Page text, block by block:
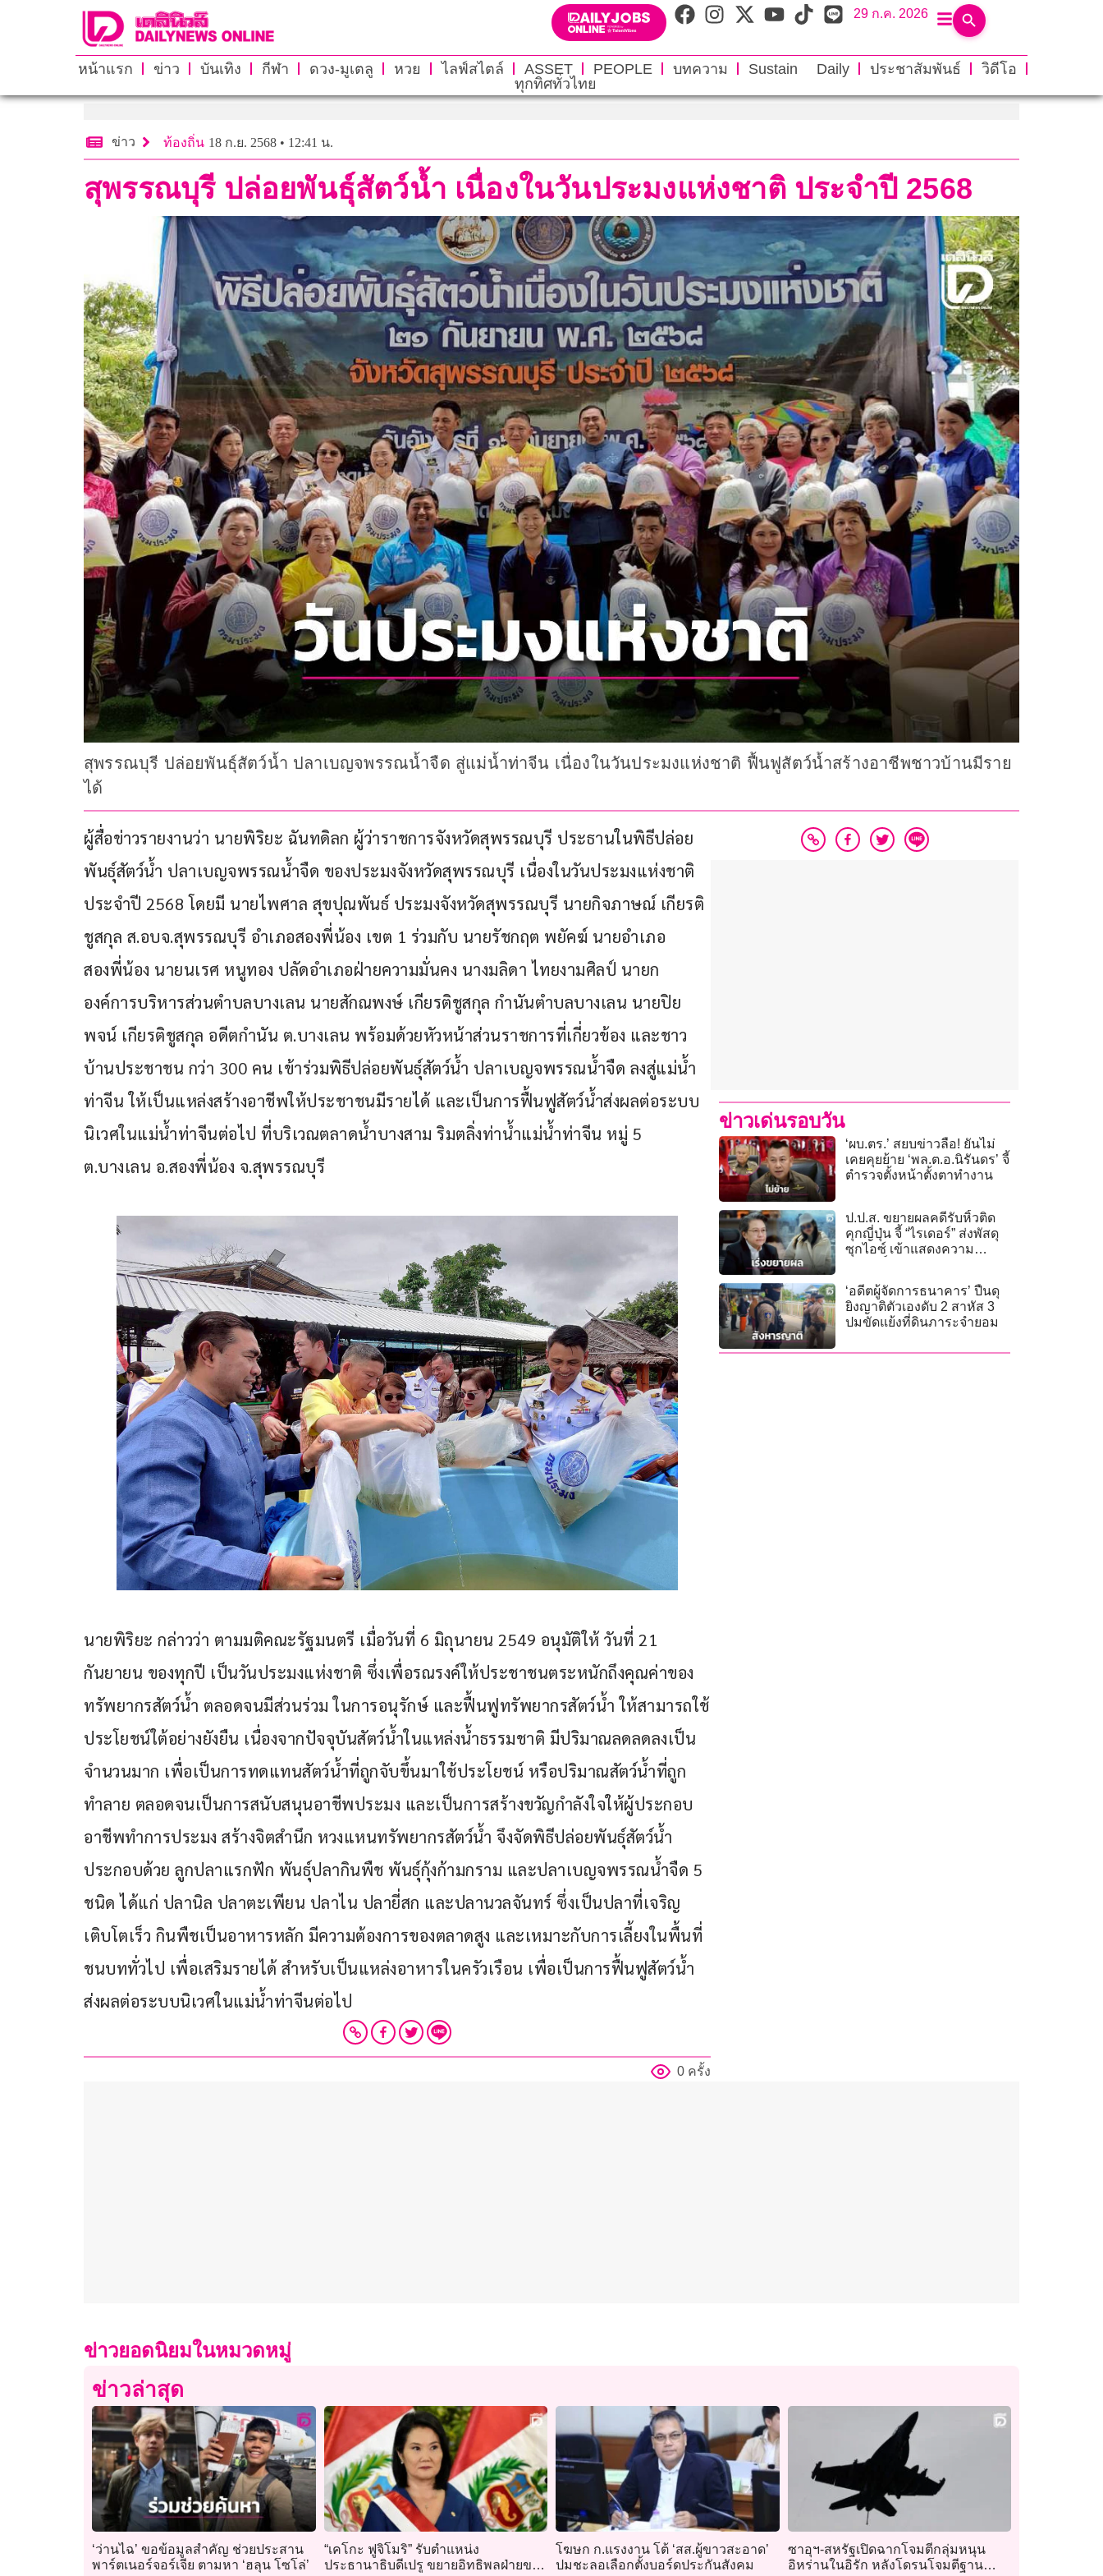
29 ก.ค. 2026
หน้าแรก ข่าว บันเทิง กีฬา ดวง-มูเตลู หวย ไลฟ์สไตล์ ASSET PEOPLE บทความ Sustain Daily ประชาสัมพันธ์
วิดีโอ
ทุกทิศทั่วไทย
ข่าว ท้องถิ่น 18 ก.ย. 2568 • 12:41 น.
สุพรรณบุรี ปล่อยพันธุ์สัตว์น้ำ เนื่องในวันประมงแห่งชาติ ประจำปี 2568
สุพรรณบุรี ปล่อยพันธุ์สัตว์น้ำ ปลาเบญจพรรณน้ำจืด สู่แม่น้ำท่าจีน เนื่องในวันประมงแห่งชาติ ฟื้นฟูสัตว์น้ำสร้างอาชีพชาวบ้านมีราย
ได้
ผู้สื่อข่าวรายงานว่า นายพิริยะ ฉันทดิลก ผู้ว่าราชการจังหวัดสุพรรณบุรี ประธานในพิธีปล่อย
พันธุ์สัตว์น้ำ ปลาเบญจพรรณน้ำจืด ของประมงจังหวัดสุพรรณบุรี เนื่องในวันประมงแห่งชาติ
ประจำปี 2568 โดยมี นายไพศาล สุขปุณพันธ์ ประมงจังหวัดสุพรรณบุรี นายกิจภาษณ์ เกียรติ
ชูสกุล ส.อบจ.สุพรรณบุรี อำเภอสองพี่น้อง เขต 1 ร่วมกับ นายรัชกฤต พยัคฆ์ นายอำเภอ
สองพี่น้อง นายนเรศ หนูทอง ปลัดอำเภอฝ่ายความมั่นคง นางมลิดา ไทยงามศิลป์ นายก
องค์การบริหารส่วนตำบลบางเลน นายสักณพงษ์ เกียรติชูสกุล กำนันตำบลบางเลน นายปิย
พจน์ เกียรติชูสกุล อดีตกำนัน ต.บางเลน พร้อมด้วยหัวหน้าส่วนราชการที่เกี่ยวข้อง และชาว
บ้านประชาชน กว่า 300 คน เข้าร่วมพิธีปล่อยพันธุ์สัตว์น้ำ ปลาเบญจพรรณน้ำจืด ลงสู่แม่น้ำ
ท่าจีน ให้เป็นแหล่งสร้างอาชีพให้ประชาชนมีรายได้ และเป็นการฟื้นฟูสัตว์น้ำส่งผลต่อระบบ
นิเวศในแม่น้ำท่าจีนต่อไป ที่บริเวณตลาดน้ำบางสาม ริมตลิ่งท่าน้ำแม่น้ำท่าจีน หมู่ 5
ต.บางเลน อ.สองพี่น้อง จ.สุพรรณบุรี
นายพิริยะ กล่าวว่า ตามมติคณะรัฐมนตรี เมื่อวันที่ 6 มิถุนายน 2549 อนุมัติให้ วันที่ 21
กันยายน ของทุกปี เป็นวันประมงแห่งชาติ ซึ่งเพื่อรณรงค์ให้ประชาชนตระหนักถึงคุณค่าของ
ทรัพยากรสัตว์น้ำ ตลอดจนมีส่วนร่วม ในการอนุรักษ์ และฟื้นฟูทรัพยากรสัตว์น้ำ ให้สามารถใช้
ประโยชน์ใต้อย่างยังยืน เนื่องจากปัจจุบันสัตว์น้ำในแหล่งน้ำธรรมชาติ มีปริมาณลดลดลงเป็น
จำนวนมาก เพื่อเป็นการทดแทนสัตว์น้ำที่ถูกจับขึ้นมาใช้ประโยชน์ หรือปริมาณสัตว์น้ำที่ถูก
ทำลาย ตลอดจนเป็นการสนับสนุนอาชีพประมง และเป็นการสร้างขวัญกำลังใจให้ผู้ประกอบ
อาชีพทำการประมง สร้างจิตสำนึก หวงแหนทรัพยากรสัตว์น้ำ จึงจัดพิธีปล่อยพันธุ์สัตว์น้ำ
ประกอบด้วย ลูกปลาแรกฟัก พันธุ์ปลากินพืช พันธุ์กุ้งก้ามกราม และปลาเบญจพรรณน้ำจืด 5
ชนิด ได้แก่ ปลานิล ปลาตะเพียน ปลาไน ปลายี่สก และปลานวลจันทร์ ซึ่งเป็นปลาที่เจริญ
เติบโตเร็ว กินพืชเป็นอาหารหลัก มีความต้องการของตลาดสูง และเหมาะกับการเลี้ยงในพื้นที่
ชนบททั่วไป เพื่อเสริมรายได้ สำหรับเป็นแหล่งอาหารในครัวเรือน เพื่อเป็นการฟื้นฟูสัตว์น้ำ
ส่งผลต่อระบบนิเวศในแม่น้ำท่าจีนต่อไป
0 ครั้ง
ข่าวเด่นรอบวัน
‘ผบ.ตร.’ สยบข่าวลือ! ยันไม่
เคยคุยย้าย ‘พล.ต.อ.นิรันดร’ จี้
ตำรวจตั้งหน้าตั้งตาทำงาน
ป.ป.ส. ขยายผลคดีรับหิ้วติด
คุกญี่ปุ่น จี้ “ไรเดอร์” ส่งพัสดุ
ซุกไอซ์ เข้าแสดงความ
‘อดีตผู้จัดการธนาคาร’ ปืนดุ
ยิงญาติตัวเองดับ 2 สาหัส 3
ปมขัดแย้งที่ดินภาระจำยอม
ข่าวยอดนิยมในหมวดหมู่
ข่าวล่าสุด
‘ว่านไฉ’ ขอข้อมูลสำคัญ ช่วยประสาน
พาร์ตเนอร์จอร์เจีย ตามหา ‘ฮลุน โซโล่’
“เคโกะ ฟูจิโมริ” รับตำแหน่ง
ประธานาธิบดีเปรู ขยายอิทธิพลฝ่ายขวา
โฆษก ก.แรงงาน โต้ ‘สส.ผู้ขาวสะอาด’
ปมชะลอเลือกตั้งบอร์ดประกันสังคม
ซาอุฯ-สหรัฐเปิดฉากโจมตีกลุ่มหนุน
อิหร่านในอิรัก หลังโดรนโจมตีฐาน